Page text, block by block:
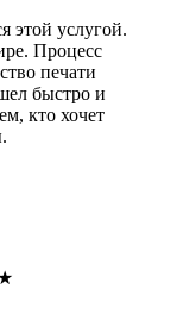
этой услугой.
Процесс
печати
быстро и
кто хочет